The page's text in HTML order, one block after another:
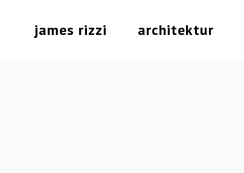
james rizzi architektur